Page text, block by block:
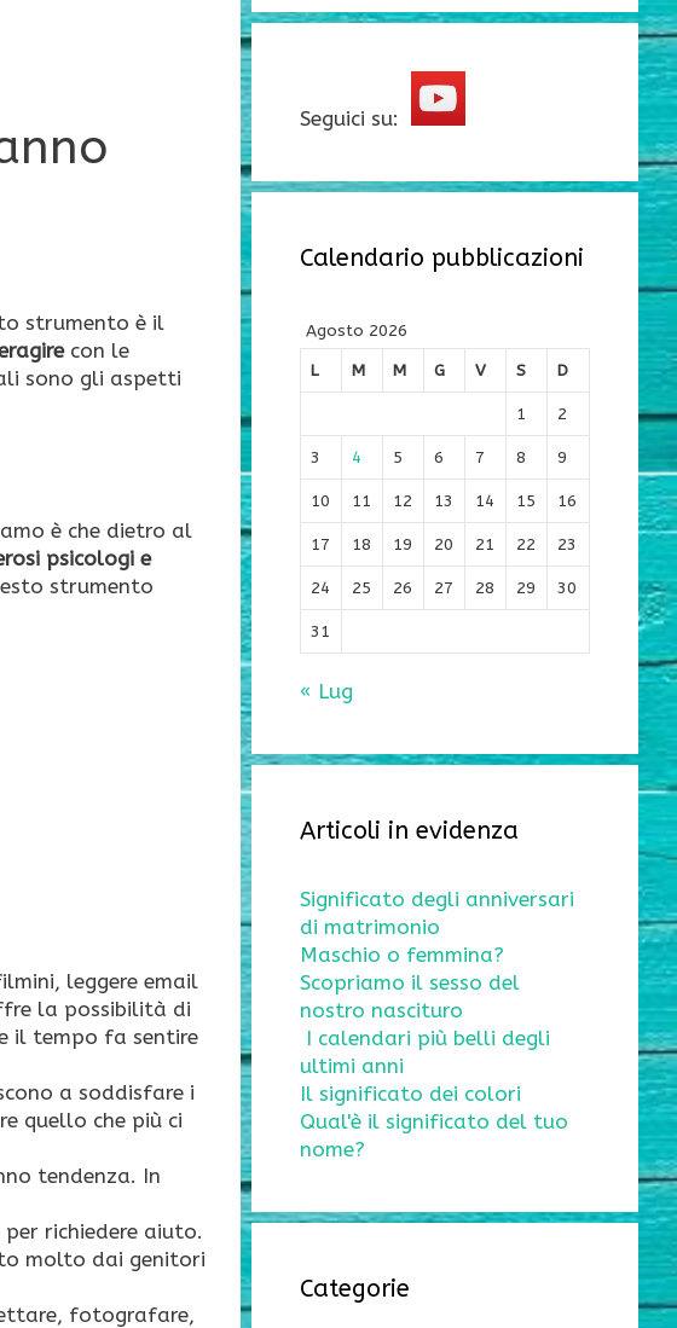
strumento è il
con le
sono gli aspetti
è che dietro al
psicologi e
strumento
leggere email
la possibilità di
il tempo fa sentire
a soddisfare i
quello che più ci
tendenza. In
richiedere aiuto.
molto dai genitori
fotografare,
Seguici su:
Calendario pubblicazioni
Agosto 2026
L
M M G V S D
1 2
3 4 5 6 7 8 9
10 11 12 13 14 15 16
17 18 19 20 21 22 23
24 25 26 27 28 29 30
31
« Lug
Articoli in evidenza
Significato degli anniversari
di matrimonio
Maschio o femmina?
Scopriamo il sesso del
nostro nascituro
I calendari più belli degli
ultimi anni
Il significato dei colori
Qual'è il significato del tuo
nome?
Categorie